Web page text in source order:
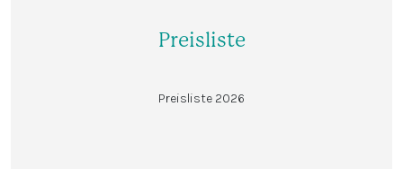
Preisliste
Preisliste 2026